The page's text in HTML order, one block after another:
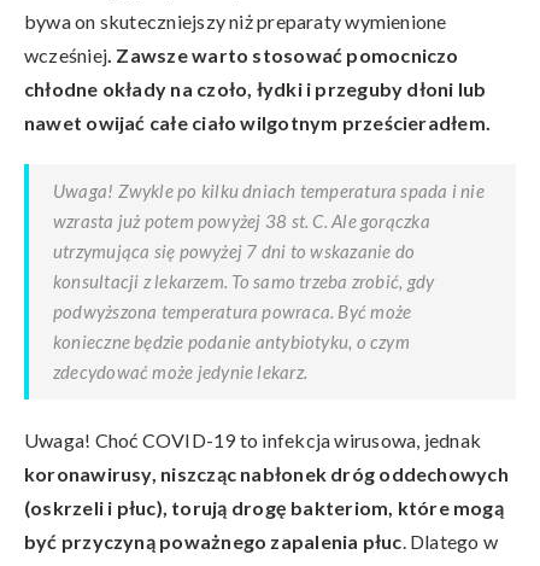
bywa on skuteczniejszy niż preparaty wymienione
wcześniej. Zawsze warto stosować pomocniczo
chłodne okłady na czoło, łydki i przeguby dłoni lub
nawet owijać całe ciało wilgotnym prześcieradłem.
Uwaga! Zwykle po kilku dniach temperatura spada i nie
wzrasta już potem powyżej 38 st. C. Ale gorączka
utrzymująca się powyżej 7 dni to wskazanie do
konsultacji z lekarzem. To samo trzeba zrobić, gdy
podwyższona temperatura powraca. Być może
konieczne będzie podanie antybiotyku, o czym
zdecydować może jedynie lekarz.
Uwaga! Choć COVID-19 to infekcja wirusowa, jednak
koronawirusy, niszcząc nabłonek dróg oddechowych
(oskrzeli i płuc), torują drogę bakteriom, które mogą
być przyczyną poważnego zapalenia płuc. Dlatego w